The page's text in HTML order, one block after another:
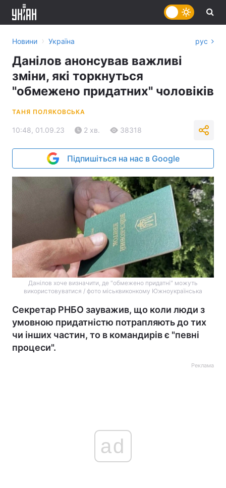
Новини › Україна рус
Данілов анонсував важливі
зміни, які торкнуться
"обмежено придатних" чоловіків
ТАНЯ ПОЛЯКОВСЬКА
10:48, 01.09.23 2 хв. 38318
Підпишіться на нас в Google
Данілов хоче визначити, де "обмежено придатні" можуть
використовуватися / фото міськвиконкому Южноукраїнська
Секретар РНБО зауважив, що коли люди з
умовною придатністю потрапляють до тих
чи інших частин, то в командирів є "певні
процеси".
Реклама
ad